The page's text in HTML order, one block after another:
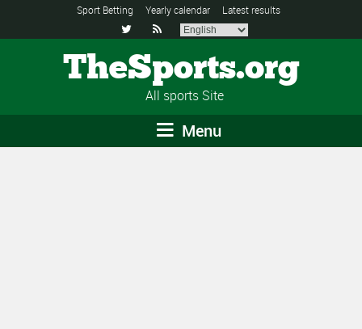
Sport Betting Yearly calendar Latest results
 
TheSports.org
All sports Site
Menu